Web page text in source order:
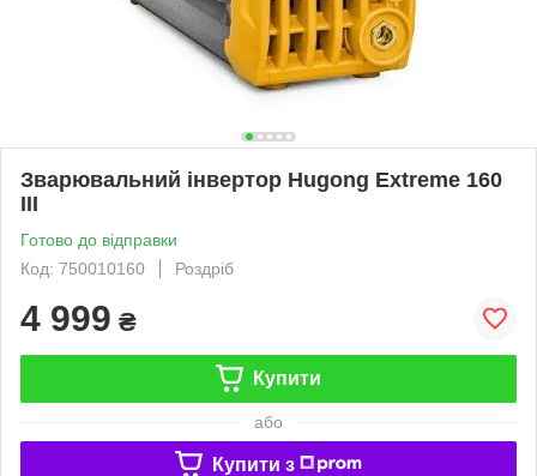
Зварювальний інвертор Hugong Extreme 160
III
Готово до відправки
Код: 750010160
Роздріб
4 999 ₴
Купити
або
Купити з